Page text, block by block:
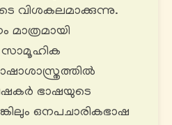
വിശകലമാക്കുന്നു.
സാമൂഹിക
ഭാഷയുടെ
ഒനപചാരികഭാഷ